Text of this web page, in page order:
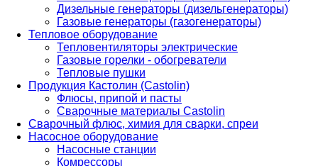
Дизельные генераторы (дизельгенераторы)
Газовые генераторы (газогенераторы)
Тепловое оборудование
Тепловентиляторы электрические
Газовые горелки - обогреватели
Тепловые пушки
Продукция Кастолин (Castolin)
Флюсы, припой и пасты
Сварочные материалы Castolin
Сварочный флюс, химия для сварки, спреи
Насосное оборудование
Насосные станции
Комрессоры